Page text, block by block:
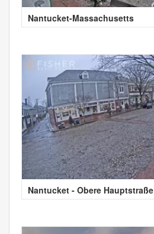
Nantucket-Massachusetts
Nantucket - Obere Hauptstraße